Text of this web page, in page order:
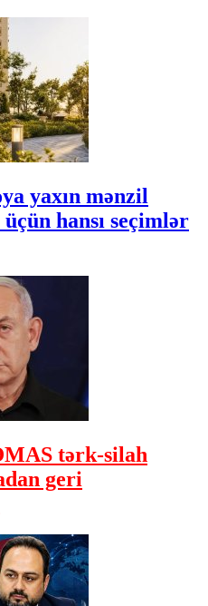
yaxın mənzil
hansı seçimlər
tərk-silah
geri